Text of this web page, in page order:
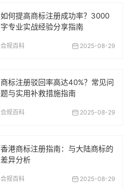
如何提高商标注册成功率？3000
字专业实战经验分享指南
合规百科 2025-08-29
商标注册驳回率高达40%？常见问
题与实用补救措施指南
合规百科 2025-08-29
香港商标注册指南：与大陆商标的
差异分析
合规百科 2025-08-29